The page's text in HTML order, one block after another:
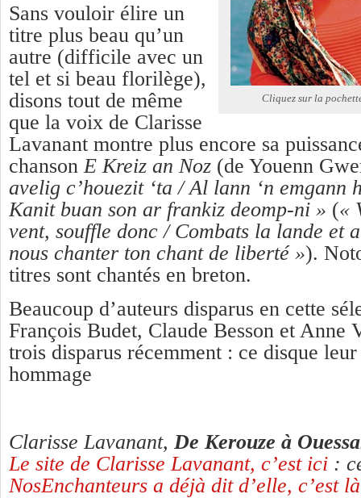
Cliquez sur la
Sans vouloir élire un
titre plus beau qu’un
autre (difficile avec un
tel et si beau florilège),
disons tout de même
que la voix de Clarisse
Lavanant montre plus encore sa
chanson E Kreiz an Noz (de Youenn
avelig c’houezit ‘ta / Al lann ‘n emgann
Kanit buan son ar frankiz deomp-ni » («
vent, souffle donc / Combats la lande et
nous chanter ton chant de liberté »).
titres sont chantés en breton.
Beaucoup d’auteurs disparus en cette
François Budet, Claude Besson et Anne
trois disparus récemment : ce disque
hommage
Clarisse Lavanant, De Kerouze à
Le site de Clarisse Lavanant, c’est ici :
NosEnchanteurs a déjà dit d’elle, c’est là